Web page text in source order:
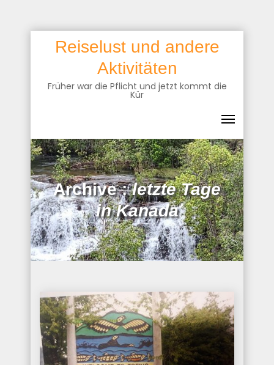
Reiselust und andere
Aktivitäten
Früher war die Pflicht und jetzt kommt die
Kür
Archive :letzte Tage
in Kanada